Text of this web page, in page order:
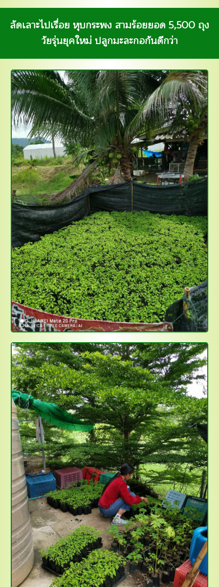
ลัดเลาะไปเรื่อย หุบกระพง สามร้อยยอด 5,500 ถุง
วัยรุ่นยุคใหม่ ปลูกมะละกอกันดีกว่า